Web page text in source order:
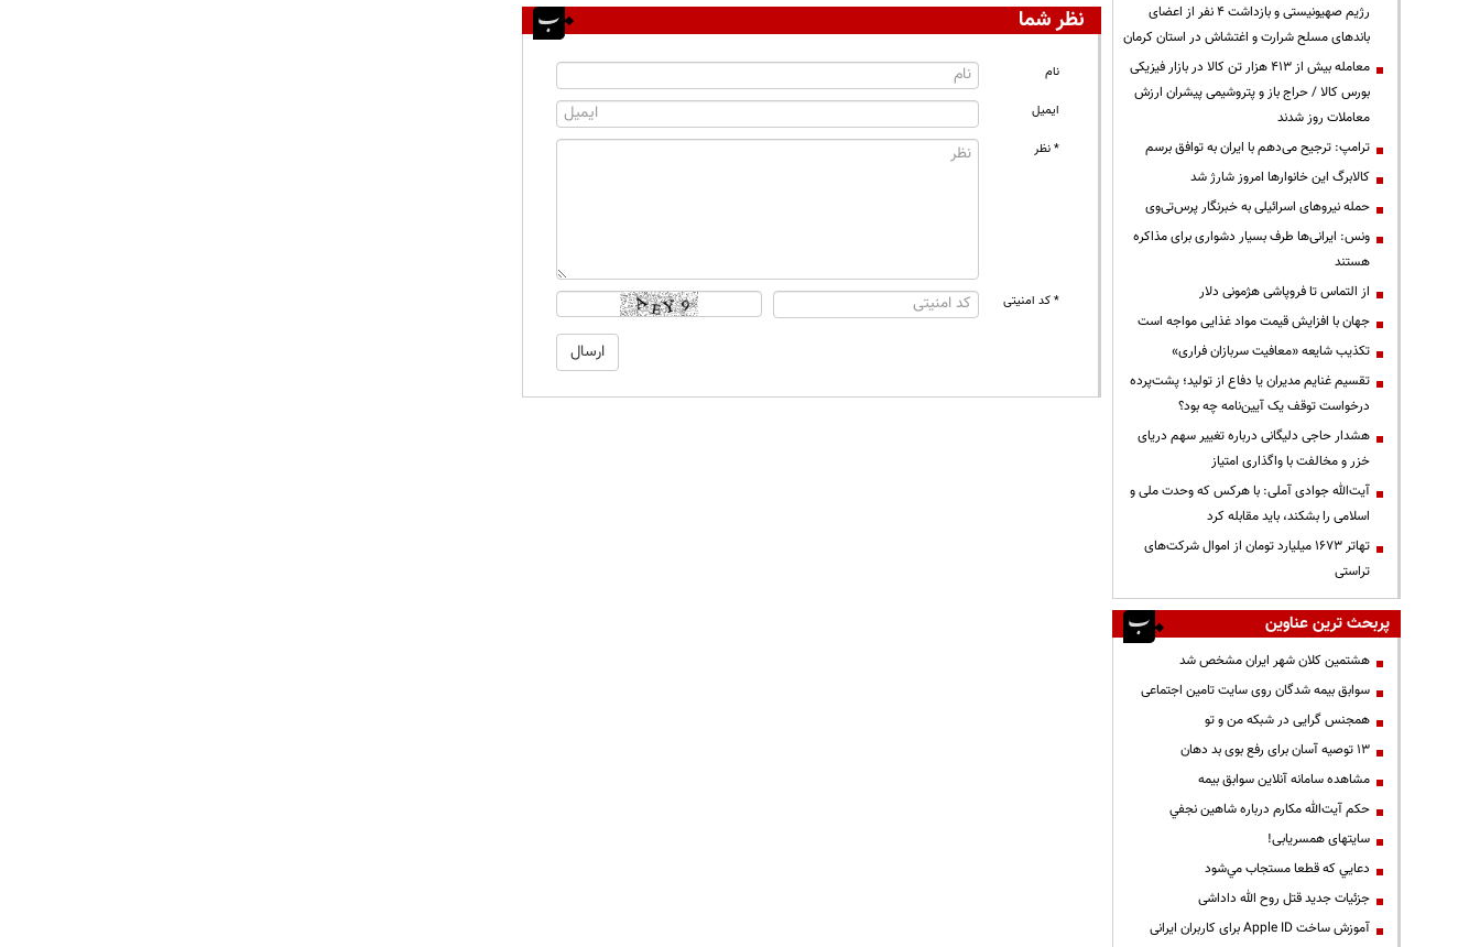
نظر شما
نام
ایمیل
* نظر
* کد امنیتی
رژیم صهیونیستی و بازداشت ۴ نفر از اعضای
باندهای مسلح شرارت و اغتشاش در استان کرمان
معامله بیش از ۴۱۳ هزار تن کالا در بازار فیزیکی
بورس کالا / حراج باز و پتروشیمی پیشران ارزش
معاملات روز شدند
ترامپ: ترجیح می‌دهم با ایران به توافق برسم
کالابرگ این خانوارها امروز شارژ شد
حمله نیروهای اسرائیلی به خبرنگار پرس‌تی‌وی
ونس: ایرانی‌ها طرف بسیار دشواری برای مذاکره
هستند
از التماس تا فروپاشی هژمونی دلار
جهان با افزایش قیمت مواد غذایی مواجه است
تکذیب شایعه «معافیت سربازان فراری»
تقسیم غنایم مدیران یا دفاع از تولید؛ پشت‌پرده
درخواست توقف یک آیین‌نامه چه بود؟
هشدار حاجی دلیگانی درباره تغییر سهم دریای
خزر و مخالفت با واگذاری امتیاز
آیت‌الله جوادی آملی: با هرکس که وحدت ملی و
اسلامی را بشکند، باید مقابله کرد
تهاتر ۱۶۷۳ میلیارد تومان از اموال شرکت‌های
تراستی
پربحث ترین عناوین
هشتمین کلان شهر ایران مشخص شد
سوابق بیمه شدگان روی سایت تامین اجتماعی
همجنس گرایی در شبکه من و تو
13 توصیه آسان برای رفع بوی بد دهان
مشاهده سامانه آنلاين سوابق بیمه
حكم آيت‌الله مكارم درباره شاهين نجفي
سایتهای همسریابی!
دعايي كه قطعا مستجاب مي‌شود
جزئیات جدید قتل روح الله داداشی
آموزش ساخت Apple ID برای کاربران ایرانی